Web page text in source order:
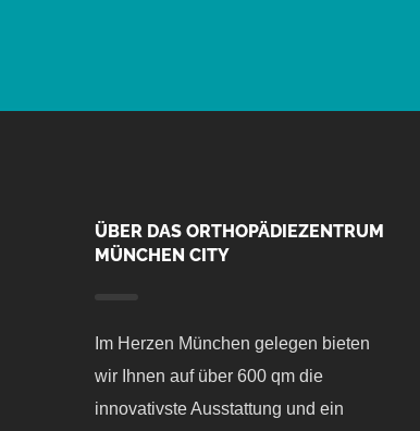
ÜBER DAS ORTHOPÄDIEZENTRUM
MÜNCHEN CITY
Im Herzen München gelegen bieten
wir Ihnen auf über 600 qm die
innovativste Ausstattung und ein